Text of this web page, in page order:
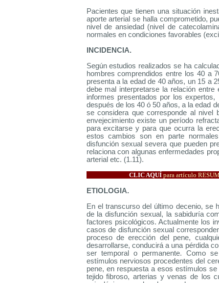
Pacientes que tienen una situación
aporte arterial se halla comprometido,
nivel de ansiedad (nivel de
normales en condiciones favorables
INCIDENCIA.
Según estudios realizados se ha
hombres comprendidos entre los 40 a
presenta a la edad de 40 años, un 15 a
debe mal interpretarse la relación
informes presentados por los
después de los 40 ó 50 años, a la edad
se considera que corresponde al nivel
envejecimiento existe un período
para excitarse y para que ocurra la
estos cambios son en parte
disfunción sexual severa que pueden
relaciona con algunas enfermedades
arterial etc. (1.11).
CLIC AQUÍ para artículo
ETIOLOGIA.
En el transcurso del último decenio, se
de la disfunción sexual, la sabiduría
factores psicológicos. Actualmente los
casos de disfunción sexual
proceso de erección del pene,
desarrollarse, conducirá a una pérdida
ser temporal o permanente. Como
estímulos nerviosos procedentes del
pene, en respuesta a esos estímulos
tejido fibroso, arterias y venas de los